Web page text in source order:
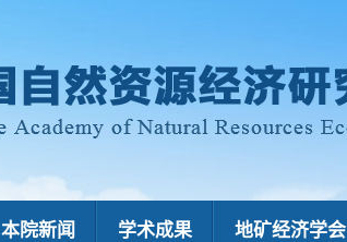
本院新闻 学术成果 地矿经济学会